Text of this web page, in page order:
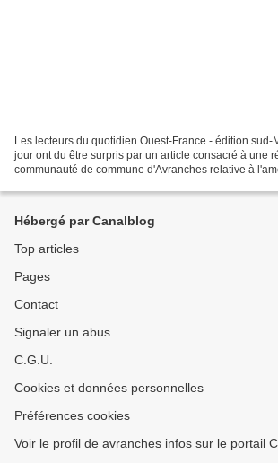
Les lecteurs du quotidien Ouest-France - édition sud-
jour ont du être surpris par un article consacré à une
communauté de commune d'Avranches relative à
Hébergé par Canalblog
Top articles
Pages
Contact
Signaler un abus
C.G.U.
Cookies et données personnelles
Préférences cookies
Voir le profil de avranches infos sur le portail